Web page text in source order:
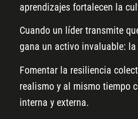
aprendizajes fortalecen la
Cuando un líder transmite
gana un activo invaluable:
Fomentar la resiliencia
realismo y al mismo tiempo
interna y externa.